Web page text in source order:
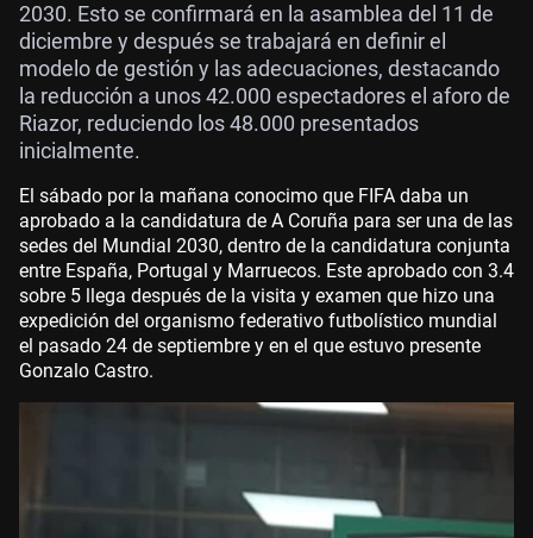
2030. Esto se confirmará en la asamblea del 11 de
diciembre y después se trabajará en definir el
modelo de gestión y las adecuaciones, destacando
la reducción a unos 42.000 espectadores el aforo de
Riazor, reduciendo los 48.000 presentados
inicialmente.
El sábado por la mañana conocimo que FIFA daba un
aprobado a la candidatura de A Coruña para ser una de las
sedes del Mundial 2030, dentro de la candidatura conjunta
entre España, Portugal y Marruecos. Este aprobado con 3.4
sobre 5 llega después de la visita y examen que hizo una
expedición del organismo federativo futbolístico mundial
el pasado 24 de septiembre y en el que estuvo presente
Gonzalo Castro.